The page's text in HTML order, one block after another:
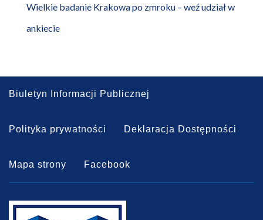
Wielkie badanie Krakowa po zmroku – weź udział w
ankiecie
Biuletyn Informacji Publicznej
Polityka prywatności Deklaracja Dostępności
Mapa strony Facebook